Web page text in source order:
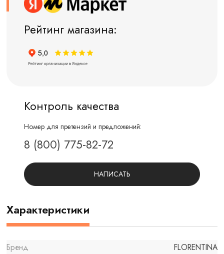
Рейтинг магазина:
Контроль качества
Номер для претензий и предложений:
8 (800) 775-82-72
НАПИСАТЬ
Характеристики
Бренд
FLORENTINA